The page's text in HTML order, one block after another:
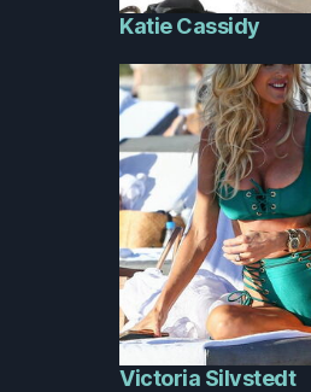
Katie Cassidy
Victoria Silvstedt